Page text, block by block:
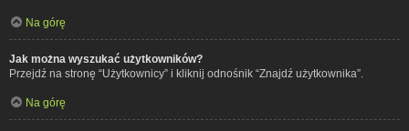
Na górę
Jak można wyszukać użytkowników?
Przejdź na stronę “Użytkownicy” i kliknij odnośnik “Znajdź użytkownika”.
Na górę